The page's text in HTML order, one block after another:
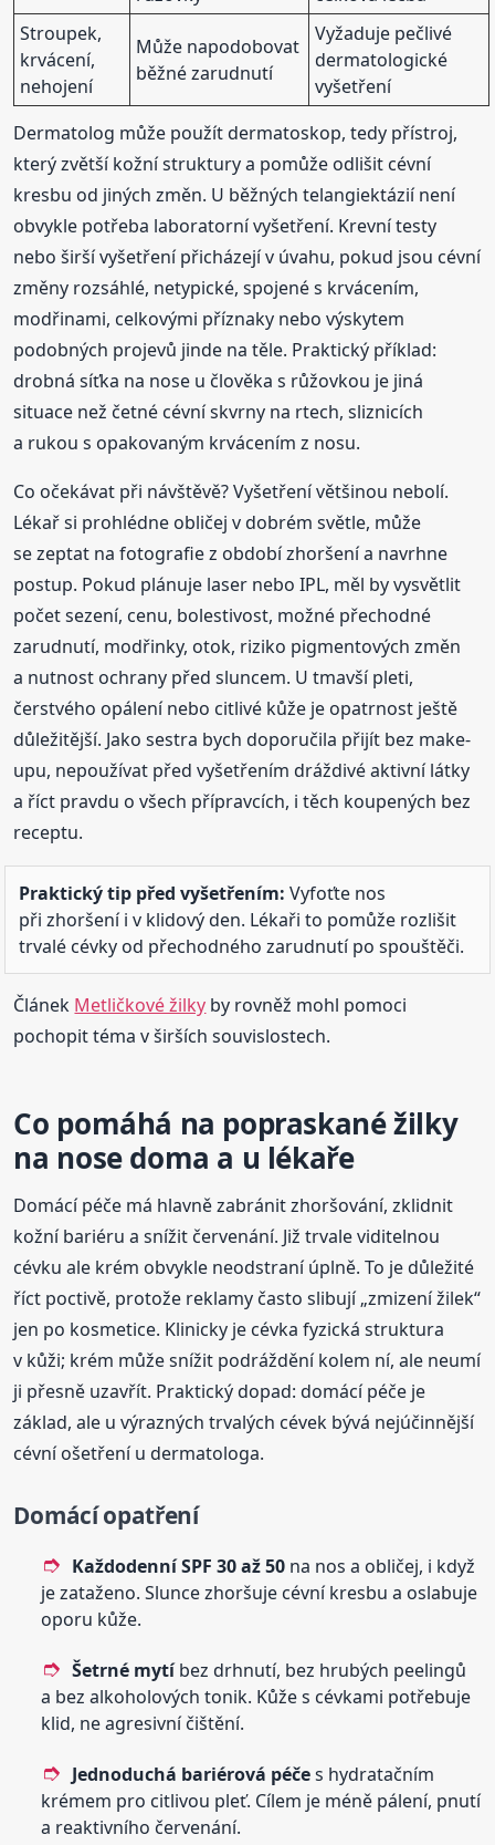
Stroupek,
krvácení,
nehojení
Může napodobovat
běžné zarudnutí
Vyžaduje pečlivé
dermatologické
vyšetření
Dermatolog může použít dermatoskop, tedy přístroj,
který zvětší kožní struktury a pomůže odlišit cévní
kresbu od jiných změn. U běžných telangiektázií není
obvykle potřeba laboratorní vyšetření. Krevní testy
nebo širší vyšetření přicházejí v úvahu, pokud jsou cévní
změny rozsáhlé, netypické, spojené s krvácením,
modřinami, celkovými příznaky nebo výskytem
podobných projevů jinde na těle. Praktický příklad:
drobná síťka na nose u člověka s růžovkou je jiná
situace než četné cévní skvrny na rtech, sliznicích
a rukou s opakovaným krvácením z nosu.
Co očekávat při návštěvě? Vyšetření většinou nebolí.
Lékař si prohlédne obličej v dobrém světle, může
se zeptat na fotografie z období zhoršení a navrhne
postup. Pokud plánuje laser nebo IPL, měl by vysvětlit
počet sezení, cenu, bolestivost, možné přechodné
zarudnutí, modřinky, otok, riziko pigmentových změn
a nutnost ochrany před sluncem. U tmavší pleti,
čerstvého opálení nebo citlivé kůže je opatrnost ještě
důležitější. Jako sestra bych doporučila přijít bez make-
upu, nepoužívat před vyšetřením dráždivé aktivní látky
a říct pravdu o všech přípravcích, i těch koupených bez
receptu.
Praktický tip před vyšetřením: Vyfoťte nos
při zhoršení i v klidový den. Lékaři to pomůže rozlišit
trvalé cévky od přechodného zarudnutí po spouštěči.
Článek Metličkové žilky by rovněž mohl pomoci
pochopit téma v širších souvislostech.
Co pomáhá na popraskané žilky
na nose doma a u lékaře
Domácí péče má hlavně zabránit zhoršování, zklidnit
kožní bariéru a snížit červenání. Již trvale viditelnou
cévku ale krém obvykle neodstraní úplně. To je důležité
říct poctivě, protože reklamy často slibují „zmizení žilek“
jen po kosmetice. Klinicky je cévka fyzická struktura
v kůži; krém může snížit podráždění kolem ní, ale neumí
ji přesně uzavřít. Praktický dopad: domácí péče je
základ, ale u výrazných trvalých cévek bývá nejúčinnější
cévní ošetření u dermatologa.
Domácí opatření
Každodenní SPF 30 až 50 na nos a obličej, i když
je zataženo. Slunce zhoršuje cévní kresbu a oslabuje
oporu kůže.
Šetrné mytíbez drhnutí, bez hrubých peelingů
a bez alkoholových tonik. Kůže s cévkami potřebuje
klid, ne agresivní čištění.
Jednoduchá bariérová péčes hydratačním
krémem pro citlivou pleť. Cílem je méně pálení, pnutí
a reaktivního červenání.